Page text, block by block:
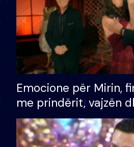
Emocione për Mirin,
me prindërit, vajzën
bashkëshorten:
divorci apo jo?